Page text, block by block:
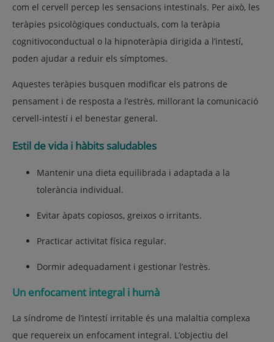
com el cervell percep les sensacions intestinals. Per això, les
teràpies psicològiques conductuals, com la teràpia
cognitivoconductual o la hipnoteràpia dirigida a l’intestí,
poden ajudar a reduir els símptomes.
Aquestes teràpies busquen modificar els patrons de
pensament i de resposta a l’estrès, millorant la comunicació
cervell-intestí i el benestar general.
Estil de vida i hàbits saludables
Mantenir una dieta equilibrada i adaptada a la
tolerància individual.
Evitar àpats copiosos, greixos o irritants.
Practicar activitat física regular.
Dormir adequadament i gestionar l’estrès.
Un enfocament integral i humà
La síndrome de l’intestí irritable és una malaltia complexa
que requereix un enfocament integral. L’objectiu del